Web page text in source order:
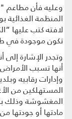
وعليه فأن مطاعم
المنظمة
لافته كتب عليها
تكون موجودة في
وتجدر الإشارة إلى
أنها تسبب الأمراض
وإدارات رقابيه
المستهلكين من
المغشوشة وذلك
مادتها أو جودتها